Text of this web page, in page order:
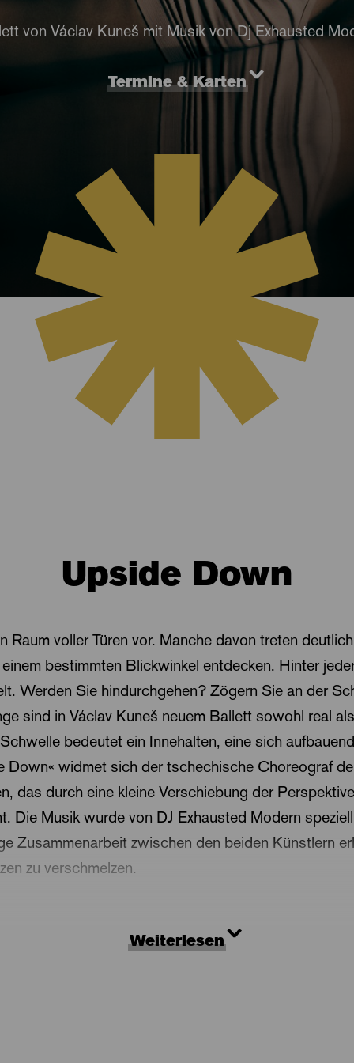
von Václav Kuneš mit Musik von Dj Exhausted
Termine & Karten
Upside Down
Raum voller Türen vor. Manche davon treten
bestimmten Blickwinkel entdecken. Hinter
Werden Sie hindurchgehen? Zögern Sie an der
sind in Václav Kuneš neuem Ballett sowohl real
bedeutet ein Innehalten, eine sich
Down« widmet sich der tschechische Choreograf
das durch eine kleine Verschiebung der
Die Musik wurde von DJ Exhausted Modern
Zusammenarbeit zwischen den beiden Künstlern
zu verschmelzen.
Weiterlesen